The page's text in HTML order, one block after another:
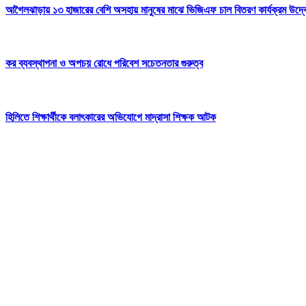
আগৈলঝাড়ায় ১৩ হাজারের বেশি অসহায় মানুষের মাঝে ভিজিএফ চাল বিতরণ কার্যক্রম
কর ব্যবস্থাপনা ও অপচয় রোধে পরিবেশ সচেতনতার গুরুত্ব
হিলিতে শিক্ষার্থীকে বলাৎকারের অভিযোগে মাদ্রাসা শিক্ষক আটক